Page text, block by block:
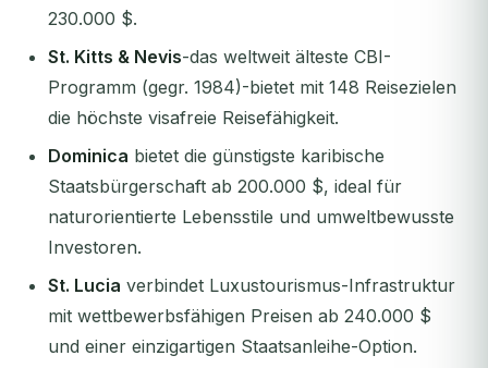
230.000 $.
St. Kitts & Nevis-das weltweit älteste CBI-
Programm (gegr. 1984)-bietet mit 148 Reisezielen
die höchste visafreie Reisefähigkeit.
Dominica bietet die günstigste karibische
Staatsbürgerschaft ab 200.000 $, ideal für
naturorientierte Lebensstile und umweltbewusste
Investoren.
St. Lucia verbindet Luxustourismus-Infrastruktur
mit wettbewerbsfähigen Preisen ab 240.000 $
und einer einzigartigen Staatsanleihe-Option.